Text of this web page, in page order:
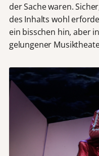
der Sache waren.
des Inhalts wohl
ein bisschen hin, aber
gelungener